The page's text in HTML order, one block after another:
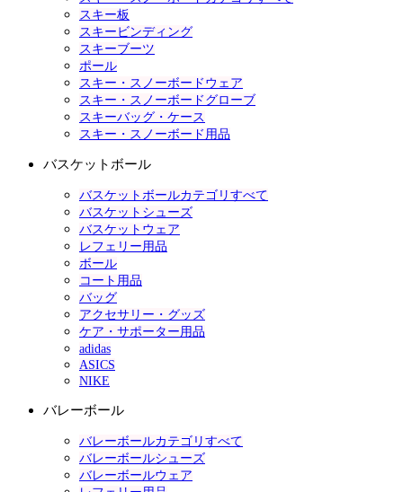
スキー板
スキービンディング
スキーブーツ
ポール
スキー・スノーボードウェア
スキー・スノーボードグローブ
スキーバッグ・ケース
スキー・スノーボード用品
バスケットボール
バスケットボールカテゴリすべて
バスケットシューズ
バスケットウェア
レフェリー用品
ボール
コート用品
バッグ
アクセサリー・グッズ
ケア・サポーター用品
adidas
ASICS
NIKE
バレーボール
バレーボールカテゴリすべて
バレーボールシューズ
バレーボールウェア